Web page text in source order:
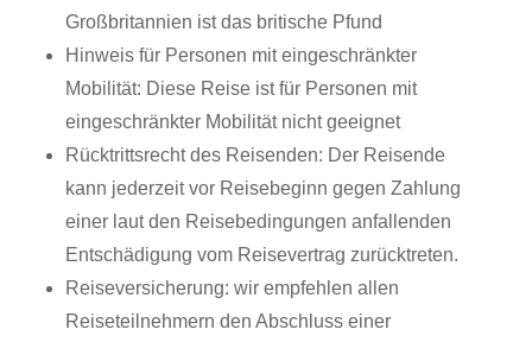
Großbritannien ist das britische Pfund
Hinweis für Personen mit eingeschränkter
Mobilität: Diese Reise ist für Personen mit
eingeschränkter Mobilität nicht geeignet
Rücktrittsrecht des Reisenden: Der Reisende
kann jederzeit vor Reisebeginn gegen Zahlung
einer laut den Reisebedingungen anfallenden
Entschädigung vom Reisevertrag zurücktreten.
Reiseversicherung: wir empfehlen allen
Reiseteilnehmern den Abschluss einer